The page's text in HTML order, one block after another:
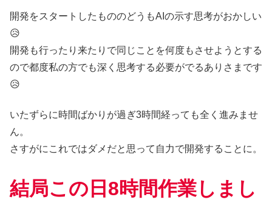
開発をスタートしたもののどうもAIの示す思考がおかしい
😥
開発も行ったり来たりで同じことを何度もさせようとする
ので都度私の方でも深く思考する必要がでるありさまです
😥
いたずらに時間ばかりが過ぎ3時間経っても全く進みませ
ん。
さすがにこれではダメだと思って自力で開発することに。
結局この日8時間作業しまし